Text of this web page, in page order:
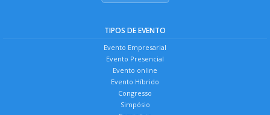
TIPOS DE EVENTO
Evento Empresarial
Evento Presencial
Evento online
Evento Híbrido
Congresso
Simpósio